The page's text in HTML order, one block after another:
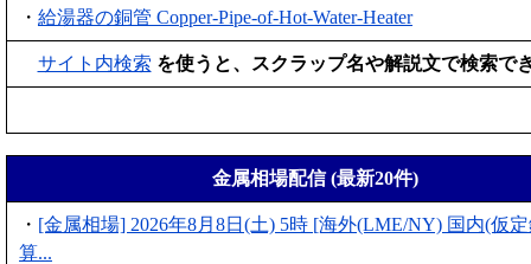
・ 給湯器の銅管 Copper-Pipe-of-Hot-Water-Heater
サイト内検索 を使うと、スクラップ名や解説文で検索で
金属相場配信 (最新20件)
・ [金属相場] 2026年8月8日(土) 5時 [海外(LME/NY) 国内(仮
算...